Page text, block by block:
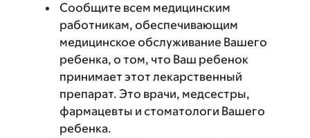
Сообщите всем медицинским
работникам, обеспечивающим
медицинское обслуживание Вашего
ребенка, о том, что Ваш ребенок
принимает этот лекарственный
препарат. Это врачи, медсестры,
фармацевты и стоматологи Вашего
ребенка.